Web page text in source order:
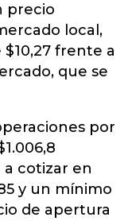
precio
local,
frente a
que se
por
a cotizar en
y un mínimo
de apertura